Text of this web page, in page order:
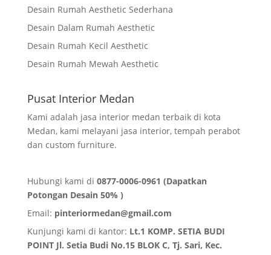
Desain Rumah Aesthetic Sederhana
Desain Dalam Rumah Aesthetic
Desain Rumah Kecil Aesthetic
Desain Rumah Mewah Aesthetic
Pusat Interior Medan
Kami adalah jasa interior medan terbaik di kota
Medan, kami melayani jasa interior, tempah perabot
dan custom furniture.
Hubungi kami di 0877-0006-0961 (Dapatkan
Potongan Desain 50% )
Email: pinteriormedan@gmail.com
Kunjungi kami di kantor: Lt.1 KOMP. SETIA BUDI
POINT Jl. Setia Budi No.15 BLOK C, Tj. Sari, Kec.